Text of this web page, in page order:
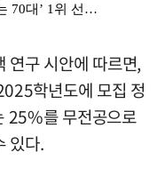
연구 시안에 따르면,
학년도에 모집 정
25%를 무전공으로
있다.